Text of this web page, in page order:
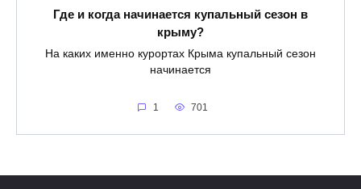
Где и когда начинается купальный сезон в
крыму?
На каких именно курортах Крыма купальный сезон
начинается
1 701